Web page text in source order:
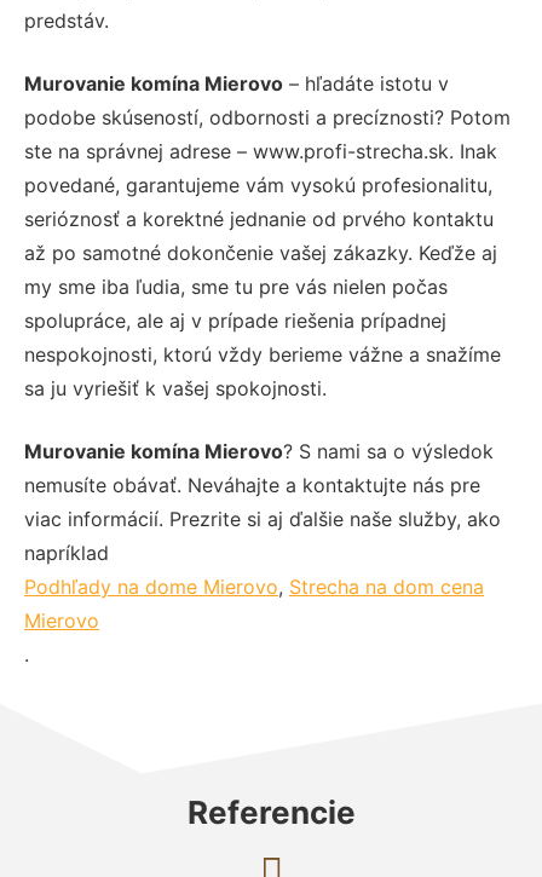
predstáv.
Murovanie komína Mierovo – hľadáte istotu v
podobe skúseností, odbornosti a precíznosti? Potom
ste na správnej adrese – www.profi-strecha.sk. Inak
povedané, garantujeme vám vysokú profesionalitu,
serióznosť a korektné jednanie od prvého kontaktu
až po samotné dokončenie vašej zákazky. Keďže aj
my sme iba ľudia, sme tu pre vás nielen počas
spolupráce, ale aj v prípade riešenia prípadnej
nespokojnosti, ktorú vždy berieme vážne a snažíme
sa ju vyriešiť k vašej spokojnosti.
Murovanie komína Mierovo? S nami sa o výsledok
nemusíte obávať. Neváhajte a kontaktujte nás pre
viac informácií. Prezrite si aj ďalšie naše služby, ako
napríklad
Podhľady na dome Mierovo, Strecha na dom cena
Mierovo
.
Referencie